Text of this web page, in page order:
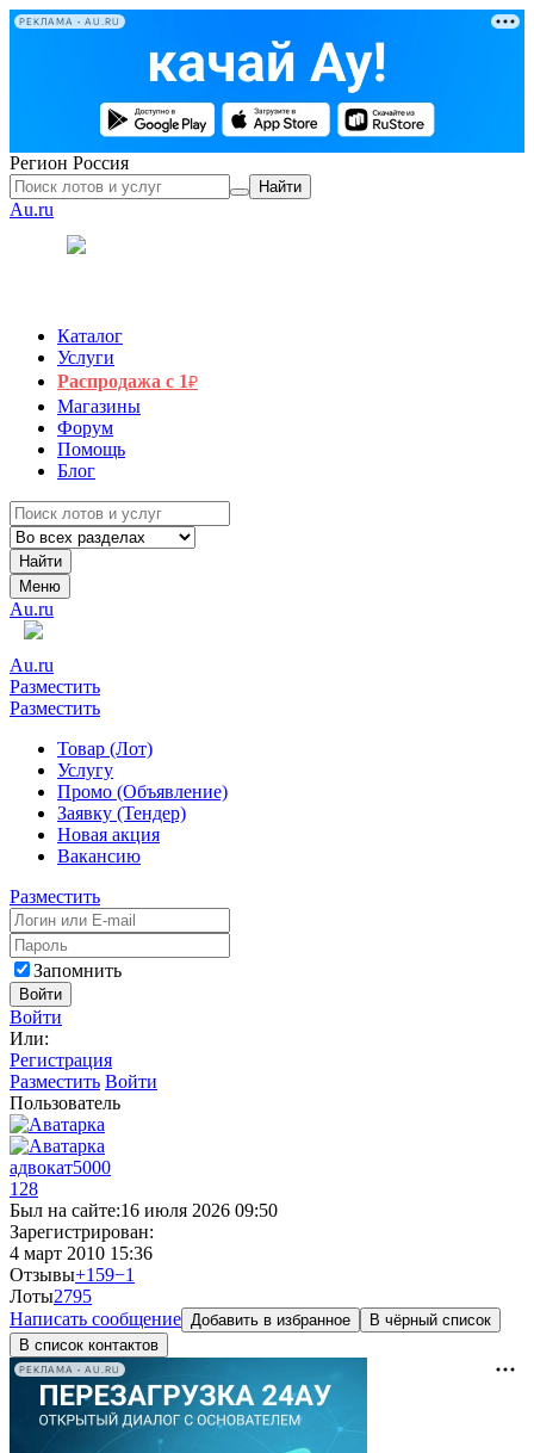
РЕКЛАМА • AU.RU
Регион Россия
Найти
Au.ru
Каталог
Услуги
Распродажа с 1₽
Магазины
Форум
Помощь
Блог
Найти
Меню
Au.ru
Au.ru
Разместить
Разместить
Товар (Лот)
Услугу
Промо (Объявление)
Заявку (Тендер)
Новая акция
Вакансию
Разместить
Запомнить
Войти
Войти
Или:
Регистрация
Разместить Войти
Пользователь
адвокат5000
128
Был на сайте:16 июля 2026 09:50
Зарегистрирован:
4 март 2010 15:36
Отзывы+159−1
Лоты2795
Написать сообщение Добавить в избранное
В чёрный список
В список контактов
РЕКЛАМА • AU.RU